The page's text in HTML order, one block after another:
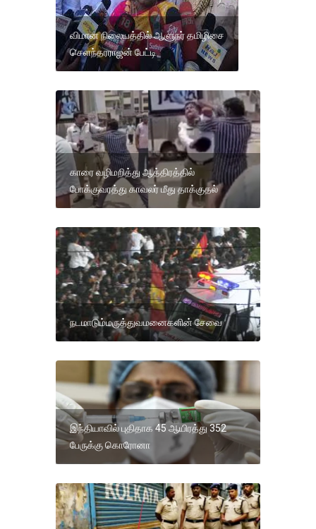
விமான நிலையத்தில் ஆளுநர் தமிழிசை
செளந்தரராஜன் பேட்டி
காரை வழிமறித்து ஆத்திரத்தில்
போக்குவரத்து காவலர் மீது தாக்குதல்
நடமாடும்மருத்துவமனைகளின் சேவை
இந்தியாவில் புதிதாக 45 ஆயிரத்து 352
பேருக்கு கொரோனா